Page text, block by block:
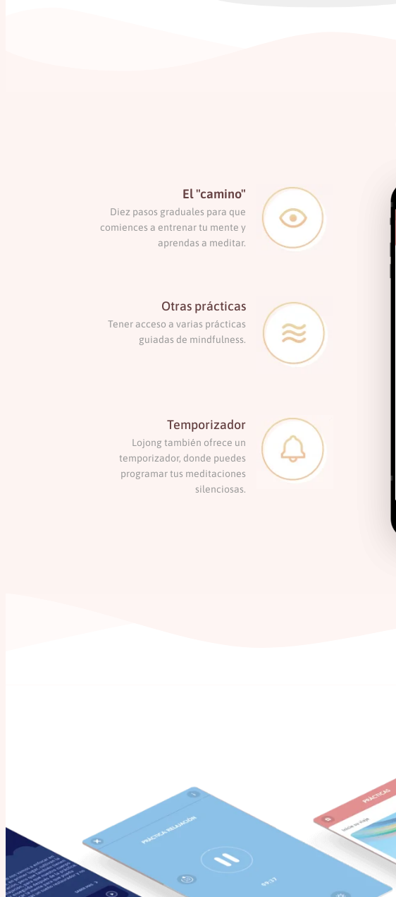
El "camino"
Diez pasos graduales para que
comiences a entrenar tu mente y
aprendas a meditar.
Otras prácticas
Tener acceso a varias prácticas
guiadas de mindfulness.
Temporizador
Lojong también ofrece un
temporizador, donde puedes
programar tus meditaciones
silenciosas.